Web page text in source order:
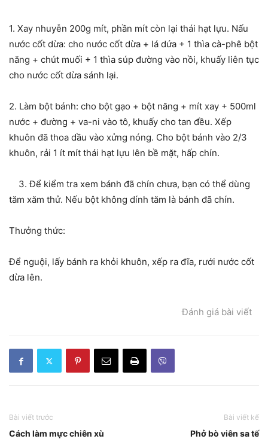
1. Xay nhuyễn 200g mít, phần mít còn lại thái hạt lựu. Nấu
nước cốt dừa: cho nước cốt dừa + lá dứa + 1 thìa cà-phê bột
năng + chút muối + 1 thìa súp đường vào nồi, khuấy liên tục
cho nước cốt dừa sánh lại.
2. Làm bột bánh: cho bột gạo + bột năng + mít xay + 500ml
nước + đường + va-ni vào tô, khuấy cho tan đều. Xếp
khuôn đã thoa dầu vào xửng nóng. Cho bột bánh vào 2/3
khuôn, rải 1 ít mít thái hạt lựu lên bề mặt, hấp chín.
3. Để kiểm tra xem bánh đã chín chưa, bạn có thể dùng
tăm xăm thử. Nếu bột không dính tăm là bánh đã chín.
Thưởng thức:
Để nguội, lấy bánh ra khỏi khuôn, xếp ra đĩa, rưới nước cốt
dừa lên.
Đánh giá bài viết
Bài viết trước
Cách làm mực chiên xù
Bài viết kế
Phở bò viên sa tế